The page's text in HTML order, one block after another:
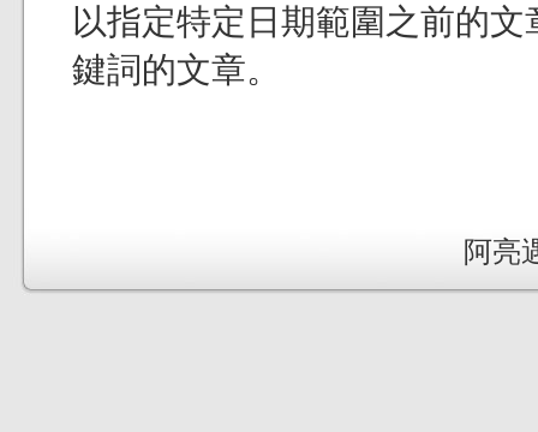
以指定特定日期範圍之前的
鍵詞的文章。
阿亮